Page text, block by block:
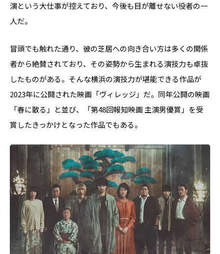
演という大仕事が控えており、今後も目が離せない役者の一
人だ。
冒頭でも触れた通り、彼の芝居への向き合い方は多くの関係
者から絶賛されており、その姿勢から生まれる演技力も卓抜
したものがある。そんな横浜の演技力が堪能できる作品が
2023年に公開された映画「ヴィレッジ」だ。同年公開の映画
「春に散る」と並び、「第48回報知映画 主演男優賞」を受
賞したきっかけとなった作品でもある。